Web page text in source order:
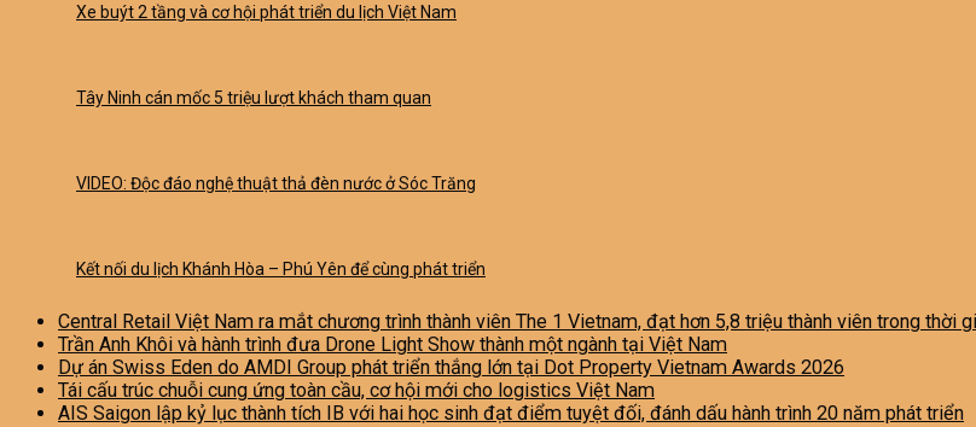
Xe buýt 2 tầng và cơ hội phát triển du lịch Việt Nam
Tây Ninh cán mốc 5 triệu lượt khách tham quan
VIDEO: Độc đáo nghệ thuật thả đèn nước ở Sóc Trăng
Kết nối du lịch Khánh Hòa – Phú Yên để cùng phát triển
Central Retail Việt Nam ra mắt chương trình thành viên The 1 Vietnam, đạt hơn 5,8 triệu thành viên trong thời
Trần Anh Khôi và hành trình đưa Drone Light Show thành một ngành tại Việt Nam
Dự án Swiss Eden do AMDI Group phát triển thắng lớn tại Dot Property Vietnam Awards 2026
Tái cấu trúc chuỗi cung ứng toàn cầu, cơ hội mới cho logistics Việt Nam
AIS Saigon lập kỷ lục thành tích IB với hai học sinh đạt điểm tuyệt đối, đánh dấu hành trình 20 năm phát triển